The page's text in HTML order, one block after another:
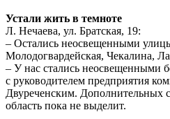
Устали жить в темноте
Л. Нечаева, ул. Братская, 19:
– Остались неосвещенными
Молодогвардейская, Чекалина,
– У нас стались неосвещенными
с руководителем предприятия
Двуреченским. Дополнительных
область пока не выделит.